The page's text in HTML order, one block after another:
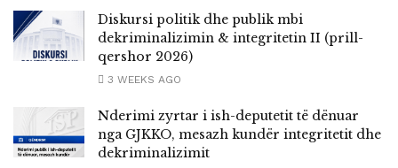
Diskursi politik dhe publik mbi
dekriminalizimin & integritetin II (prill-
qershor 2026)
3 WEEKS AGO
Nderimi zyrtar i ish-deputetit të dënuar
nga GJKKO, mesazh kundër integritetit dhe
dekriminalizimit